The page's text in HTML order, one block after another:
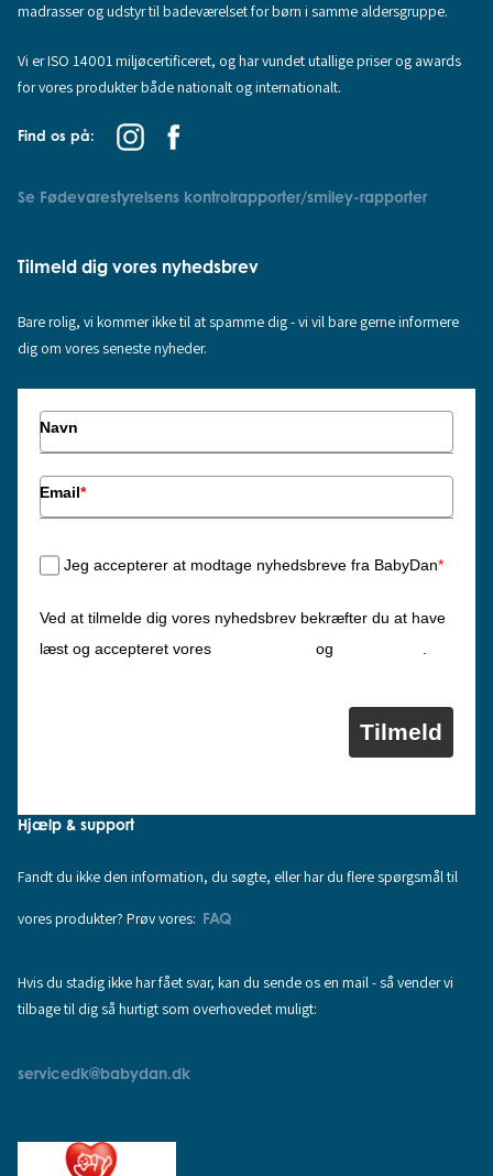
madrasser og udstyr til badeværelset for børn i samme aldersgruppe.
Vi er ISO 14001 miljøcertificeret, og har vundet utallige priser og awards
for vores produkter både nationalt og internationalt.
Find os på:
Se Fødevarestyrelsens kontrolrapporter/smiley-rapporter
Tilmeld dig vores nyhedsbrev
Bare rolig, vi kommer ikke til at spamme dig - vi vil bare gerne informere
dig om vores seneste nyheder.
Navn
Email*
Jeg accepterer at modtage nyhedsbreve fra BabyDan*
Ved at tilmelde dig vores nyhedsbrev bekræfter du at have
læst og accepteret vores
og .
Tilmeld
Hjælp & support
Fandt du ikke den information, du søgte, eller har du flere spørgsmål til
vores produkter? Prøv vores: FAQ
Hvis du stadig ikke har fået svar, kan du sende os en mail - så vender vi
tilbage til dig så hurtigt som overhovedet muligt:
servicedk@babydan.dk